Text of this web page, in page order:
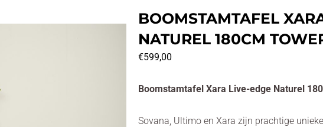
BOOMSTAMTAFEL
NATUREL 180CM
€599,00
Boomstamtafel Xara Live-edge Naturel
Sovana, Ultimo en Xara zijn prachtige